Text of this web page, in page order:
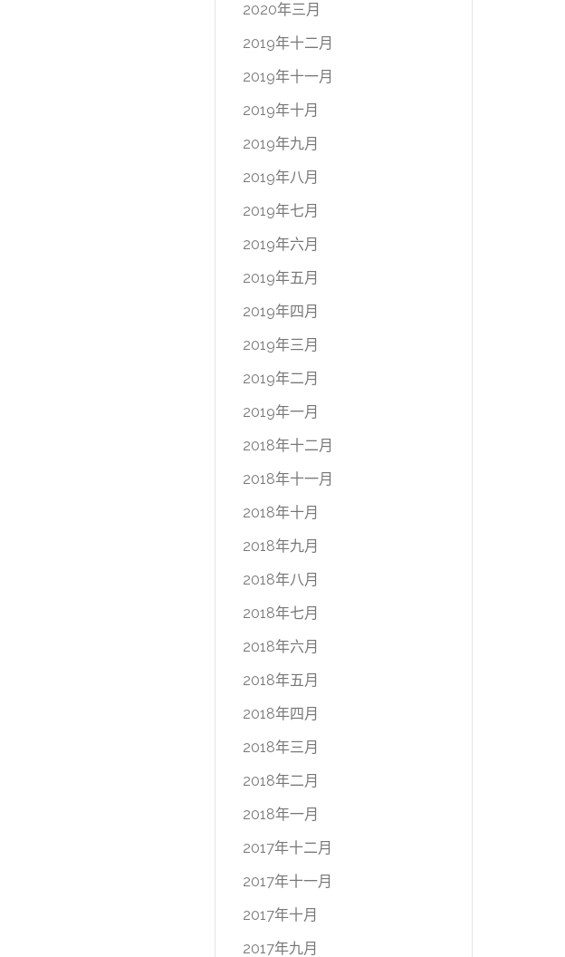
2020年三月
2019年十二月
2019年十一月
2019年十月
2019年九月
2019年八月
2019年七月
2019年六月
2019年五月
2019年四月
2019年三月
2019年二月
2019年一月
2018年十二月
2018年十一月
2018年十月
2018年九月
2018年八月
2018年七月
2018年六月
2018年五月
2018年四月
2018年三月
2018年二月
2018年一月
2017年十二月
2017年十一月
2017年十月
2017年九月